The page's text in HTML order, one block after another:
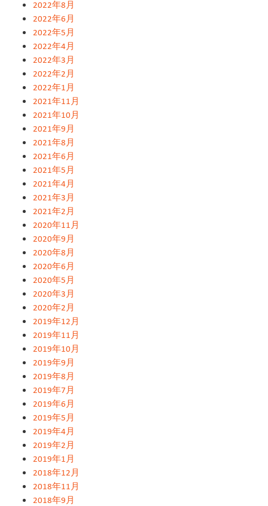
2022年8月
2022年6月
2022年5月
2022年4月
2022年3月
2022年2月
2022年1月
2021年11月
2021年10月
2021年9月
2021年8月
2021年6月
2021年5月
2021年4月
2021年3月
2021年2月
2020年11月
2020年9月
2020年8月
2020年6月
2020年5月
2020年3月
2020年2月
2019年12月
2019年11月
2019年10月
2019年9月
2019年8月
2019年7月
2019年6月
2019年5月
2019年4月
2019年2月
2019年1月
2018年12月
2018年11月
2018年9月